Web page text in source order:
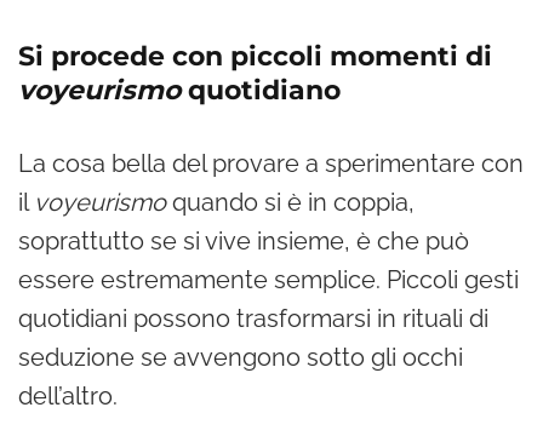
Si procede con piccoli momenti di
voyeurismoquotidiano
La cosa bella del provare a sperimentare con
il voyeurismoquando si è in coppia,
soprattutto se si vive insieme, è che può
essere estremamente semplice. Piccoli gesti
quotidiani possono trasformarsi in rituali di
seduzione se avvengono sotto gli occhi
dell’altro.